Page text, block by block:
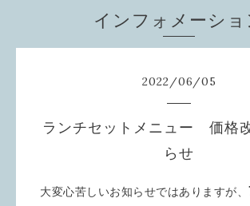
インフォメーショ
2022/06/05
ランチセットメニュー 価格
らせ
大変心苦しいお知らせではありますが、